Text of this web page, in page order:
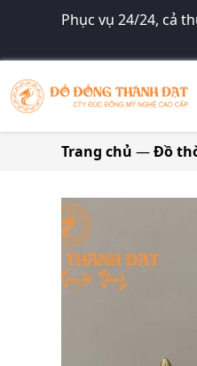
Phục vụ 24/24, cả
Trang chủ —Đồ